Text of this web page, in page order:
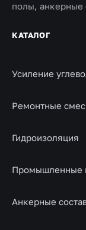
полы, анкерные
КАТАЛОГ
Усиление
Ремонтные
Гидроизоляция
Промышленные
Анкерные